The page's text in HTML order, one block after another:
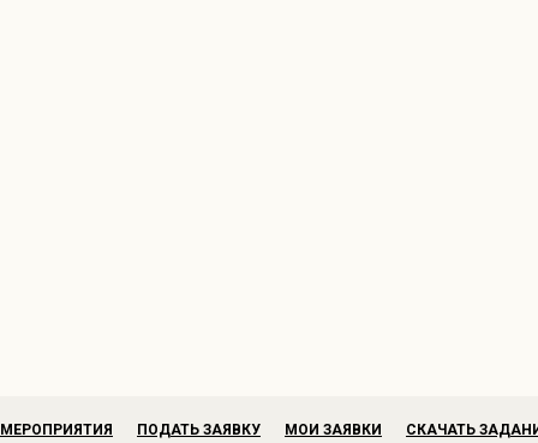
МЕРОПРИЯТИЯ ПОДАТЬ ЗАЯВКУ МОИ ЗАЯВКИ СКАЧАТЬ